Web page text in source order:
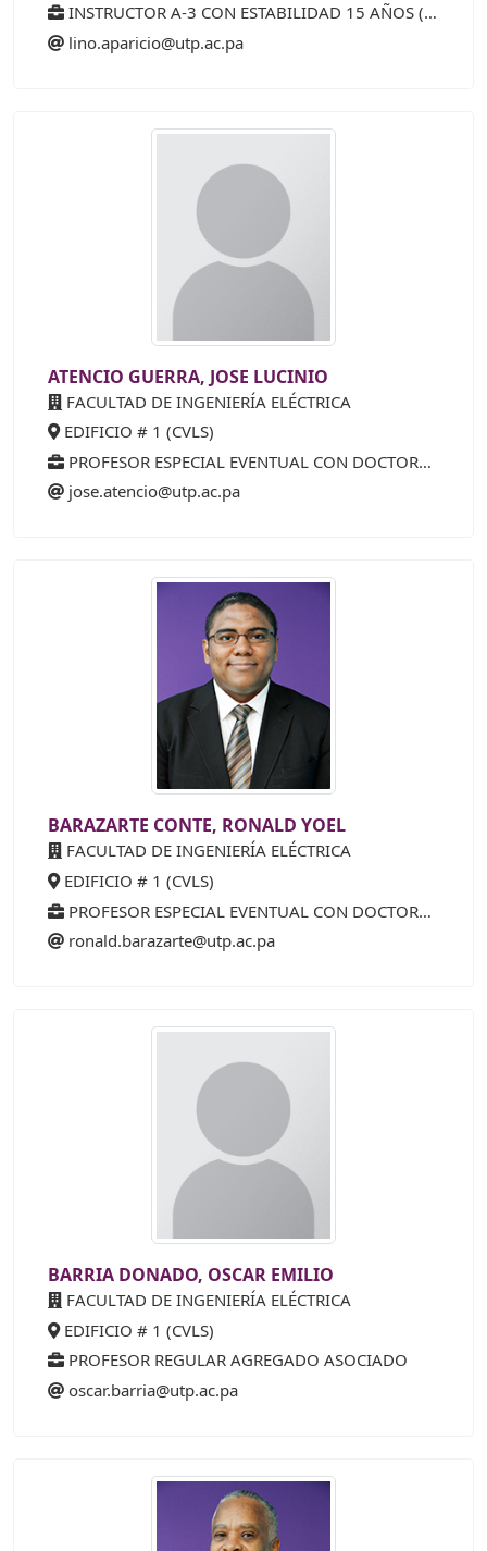
INSTRUCTOR A-3 CON ESTABILIDAD 15 AÑOS (25%)
lino.aparicio@utp.ac.pa
ATENCIO GUERRA, JOSE LUCINIO
FACULTAD DE INGENIERÍA ELÉCTRICA
EDIFICIO # 1 (CVLS)
PROFESOR ESPECIAL EVENTUAL CON DOCTORADO
jose.atencio@utp.ac.pa
BARAZARTE CONTE, RONALD YOEL
FACULTAD DE INGENIERÍA ELÉCTRICA
EDIFICIO # 1 (CVLS)
PROFESOR ESPECIAL EVENTUAL CON DOCTORADO
ronald.barazarte@utp.ac.pa
BARRIA DONADO, OSCAR EMILIO
FACULTAD DE INGENIERÍA ELÉCTRICA
EDIFICIO # 1 (CVLS)
PROFESOR REGULAR AGREGADO ASOCIADO
oscar.barria@utp.ac.pa